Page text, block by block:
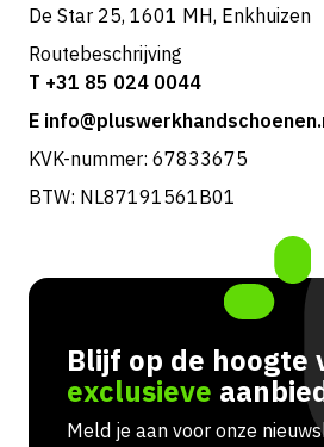
De Star 25, 1601 MH, Enkhuizen
Routebeschrijving
T +31 85 024 0044
E
KVK-nummer: 67833675
BTW: NL87191561B01
Blijf op de hoogte
exclusieve
Meld je aan voor onze